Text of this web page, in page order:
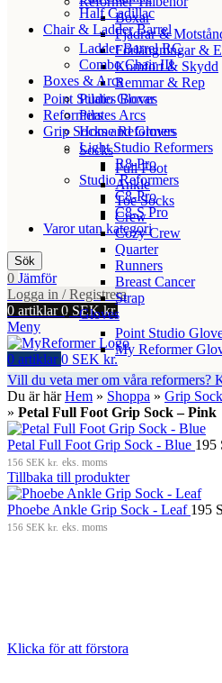
Boxar
Fjädrar &
Förlängningar &
Komfort & Skydd
Remmar & Rep
Point Studio Gloves
Reformers
Home Reformers
Light Studio Reformers
R8-Pro
Studio Reformers
C8-Pro
C8-S Pro
Varor utan kategori
Sök
0 Jämför
Logga in / Registrera
0 artiklar0 SEK kr.
Meny
0 artiklar0 SEK kr.
Half Cadillac
Chair & Ladder Barrel
Ladder Barrel RC
Combo Chair III
Boxes & Arcs
Pilates Boxar
Pilates Arcs
Grip Socks and Gloves
Socks
Full Foot
Ankle
Toe Socks
Crew
Cozy Crew
Quarter
Runners
Breast Cancer
Strap
Gloves
Point Studio
My Reformer
Vill du veta mer om våra reformers?
Du är härHem » Shoppa » Grip
» Petal Full Foot Grip Sock – Pink
Petal Full Foot Grip Sock - Blue 195
156 SEK kr. eks. moms
Tillbaka till produkter
Phoebe Ankle Grip Sock - Leaf 195
156 SEK kr. eks. moms
Klicka för att förstora